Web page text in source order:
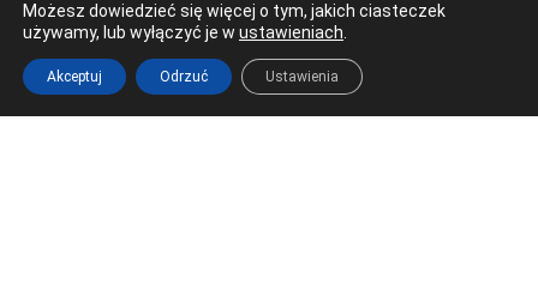
Możesz dowiedzieć się więcej o tym, jakich ciasteczek
używamy, lub wyłączyć je w ustawieniach
Akceptuj Odrzuć Ustawienia